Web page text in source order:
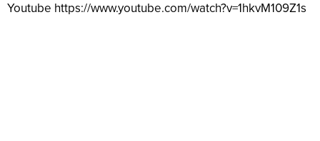
Youtube https://www.youtube.com/watch?v=1hkvM109Z1s